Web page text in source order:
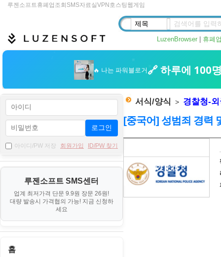
루젠소프트휴폐업조회 SMS자료실 VPN 호스팅 웹게임
LuzenBrowser 휴폐
로그인
아이디/PW 저장 회원가입 ID/PW 찾기
루젠소프트 SMS센터
업계 최저가격 단문 9.9원 장문 26원!
대량 발송시 가격협의 가능! 지금 신청하
세요
홈
서식/양식 > 경찰청-
[중국어] 성범죄 경력
료
기
본
정